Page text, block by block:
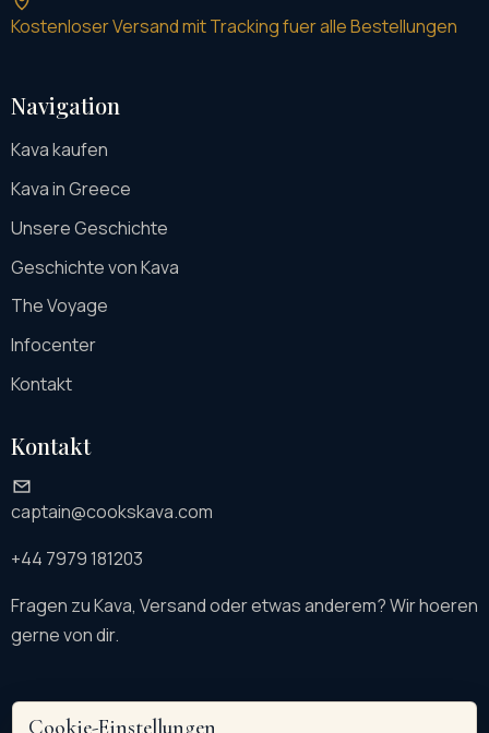
Kostenloser Versand mit Tracking fuer alle Bestellungen
Navigation
Kava kaufen
Kava in Greece
Unsere Geschichte
Geschichte von Kava
The Voyage
Infocenter
Kontakt
Kontakt
captain@cookskava.com
+44 7979 181203
Fragen zu Kava, Versand oder etwas anderem? Wir hoeren
gerne von dir.